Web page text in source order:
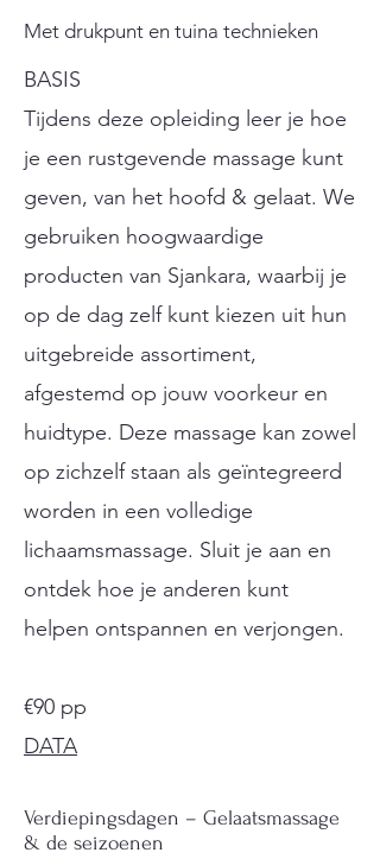
Met drukpunt en tuina technieken
BASIS
Tijdens deze opleiding leer je hoe
je een rustgevende massage kunt
geven, van het hoofd & gelaat. We
gebruiken hoogwaardige
producten van Sjankara, waarbij je
op de dag zelf kunt kiezen uit hun
uitgebreide assortiment,
afgestemd op jouw voorkeur en
huidtype. Deze massage kan zowel
op zichzelf staan als geïntegreerd
worden in een volledige
lichaamsmassage. Sluit je aan en
ontdek hoe je anderen kunt
helpen ontspannen en verjongen.
€90 pp
DATA
Verdiepingsdagen – Gelaatsmassage
& de seizoenen